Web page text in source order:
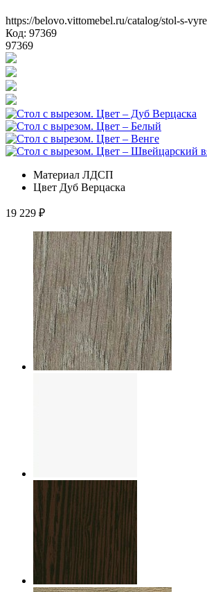
https://belovo.vittomebel.ru/catalog/stol-s-
Код: 97369
97369
Материал ЛДСП
Цвет Дуб Верцаска
19 229 ₽